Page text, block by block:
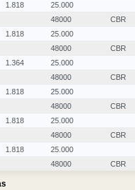
1.818 25.000
48000 CBR
1.818 25.000
48000 CBR
1.364 25.000
48000 CBR
1.818 25.000
48000 CBR
1.818 25.000
48000 CBR
1.818 25.000
48000 CBR